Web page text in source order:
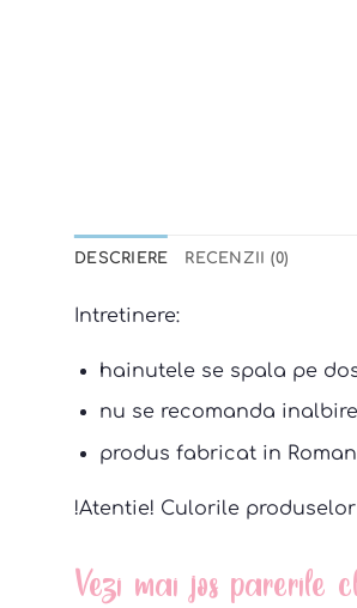
DESCRIERE RECENZII (0)
Intretinere:
hainutele se spala pe
nu se recomanda
produs fabricat in
!Atentie! Culorile
Vezi mai jos parerile